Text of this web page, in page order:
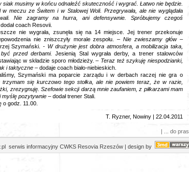
siak musimy w końcu odnaleźć skuteczność i wygrać. Łatwo nie będzie.
w meczu ze Świtem i w Stalowej Woli. Przegrywała, ale nie wyglądała
Nie zagramy na hurra, ani defensywnie. Spróbujemy czegoś
coach Resovii.
nie wygrała, zsunęła się na 14 miejsce. Jej trener przekonuje
nie zniszczyły morale zespołu.– Nie zwieszamy głów–
Szymański.- W drużynie jest dobra atmosfera, a mobilizacja taka,
być przed derbami.Jesienią Stal wygrała derby, a trener stalowców
w składzie sporo młodzieży.– Teraz też szykuję niespodzianki,
i taktyczne – dodaje coach biało-niebieskich.
Szymański ma poparcie zarządu i w derbach raczej nie gra o
trzymam się kurczowo tego stołka, ale nie powiem teraz, że w razie,
zrezygnuję. Szefowie sekcji darzą mnie zaufaniem, z piłkarzami mam
myślę pozytywnie – dodał trener Stali.
o godz. 11.00.
T. Ryzner, Nowiny | 22.04.2011
| ... do
serwis informacyjny CWKS Resovia Rzeszów | design by